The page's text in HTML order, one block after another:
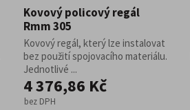
Kovový policový regál
Rmm 305
Kovový regál, který lze instalovat
bez použití spojovacího materiálu.
Jednotlivé ...
4 376,86 Kč
bez DPH